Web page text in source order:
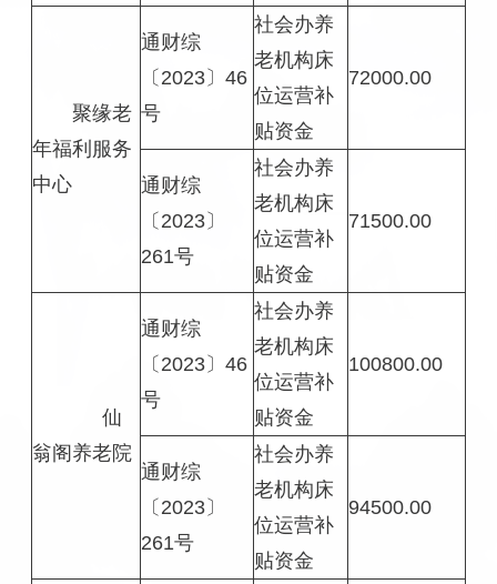
聚缘老
年福利服务
中心
通财综
〔2023〕46
号
社会办养
老机构床
位运营补
贴资金
72000.00
通财综
〔2023〕
261号
社会办养
老机构床
位运营补
贴资金
71500.00
仙
翁阁养老院
通财综
〔2023〕46
号
社会办养
老机构床
位运营补
贴资金
100800.00
通财综
〔2023〕
261号
社会办养
老机构床
位运营补
贴资金
94500.00